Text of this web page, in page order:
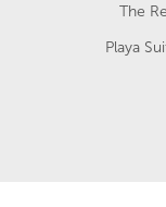
The
Playa